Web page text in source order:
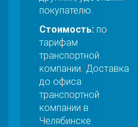
покупателю.
Стоимость: по
тарифам
транспортной
компании. Доставка
до офиса
транспортной
компании в
Челябинске